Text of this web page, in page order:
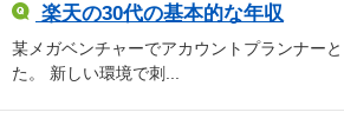
楽天の30代の基本的な年収
某メガベンチャーでアカウントプランナー
た。 新しい環境で刺...